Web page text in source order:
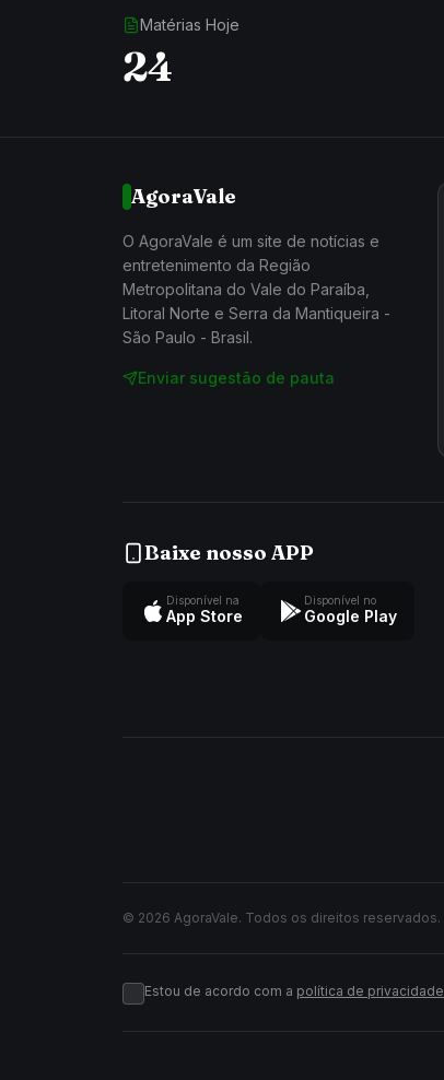
Matérias Hoje
24
AgoraVale
O AgoraVale é um site de notícias e
entretenimento da Região
Metropolitana do Vale do Paraíba,
Litoral Norte e Serra da Mantiqueira -
São Paulo - Brasil.
Enviar sugestão de pauta
Baixe nosso APP
Disponível na
App Store
Disponível no
Google Play
© 2026 AgoraVale. Todos os direitos reservados.
Estou de acordo com a política de privacidade